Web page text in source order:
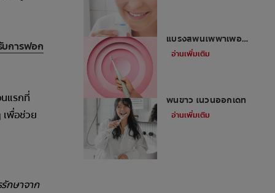
บการฟอก
แรกที่
พื่อช่วย
กษาจาก
แปรงสีฟันไฟฟ้าเพื่อ
สุขภาพปากและฟัน
อ่านเพิ่มเติม
ฟันขาว ในวันออกเดท
อ่านเพิ่มเติม